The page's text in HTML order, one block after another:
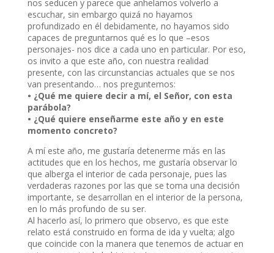
nos seducen y parece que anhelamos volverlo a
escuchar, sin embargo quizá no hayamos
profundizado en él debidamente, no hayamos sido
capaces de preguntarnos qué es lo que –esos
personajes- nos dice a cada uno en particular. Por eso,
os invito a que este año, con nuestra realidad
presente, con las circunstancias actuales que se nos
van presentando… nos preguntemos:
• ¿Qué me quiere decir a mí, el Señor, con esta
parábola?
• ¿Qué quiere enseñarme este año y en este
momento concreto?
A mí este año, me gustaría detenerme más en las
actitudes que en los hechos, me gustaría observar lo
que alberga el interior de cada personaje, pues las
verdaderas razones por las que se toma una decisión
importante, se desarrollan en el interior de la persona,
en lo más profundo de su ser.
Al hacerlo así, lo primero que observo, es que este
relato está construido en forma de ida y vuelta; algo
que coincide con la manera que tenemos de actuar en